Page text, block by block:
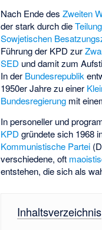
Nach Ende desZweiten
der stark durch die
Sowjetischen
Führung der KPD zur
SED und damit zum
In der Bundesrepublik
1950er Jahre zu einer
Bundesregierung mit
In personeller und
KPD gründete sich 1968
Kommunistische Partei
verschiedene, oft
entstehen, die sich als
Inhaltsverzeichnis